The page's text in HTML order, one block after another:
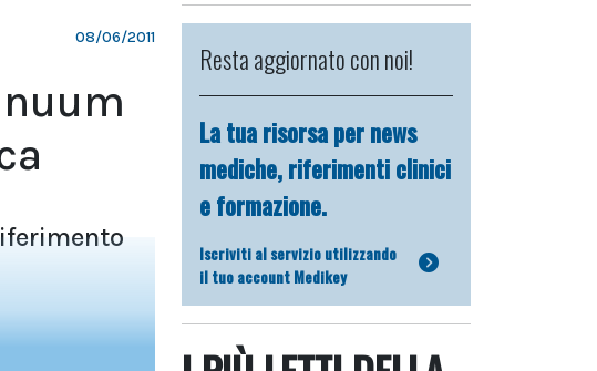
08/06/2011
Resta aggiornato con noi!
La tua risorsa per news
mediche, riferimenti clinici
e formazione.
Iscriviti al servizio utilizzando
il tuo account Medikey